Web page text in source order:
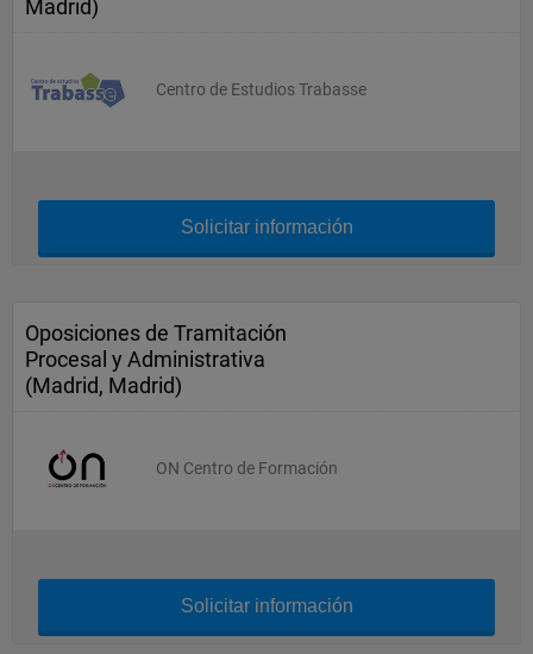
Madrid)
Centro de Estudios Trabasse
Solicitar información
Oposiciones de Tramitación
Procesal y Administrativa
(Madrid, Madrid)
ON Centro de Formación
Solicitar información